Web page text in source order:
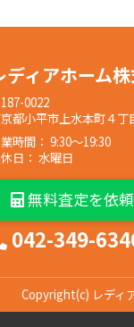
ディアホーム
0022
都小平市上水本町４
時間： 9:30〜19:30
日： 水曜日
無料査定を依
042-349-
Copyright(c) レディ